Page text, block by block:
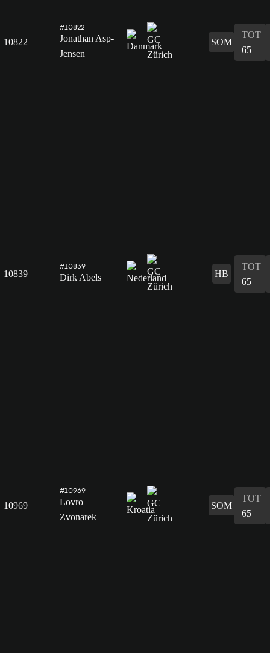
10822
#10822
Jonathan Asp-
Jensen
SOM
TOT
65
10839
#10839
Dirk Abels HB
TOT
65
10969
#10969
Lovro
Zvonarek
SOM
TOT
65